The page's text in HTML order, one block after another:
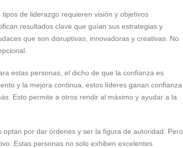
de liderazgo requieren visión y objetivos
resultados clave que guían sus estrategias y
que son disruptivas, innovadoras y creativas. No
estas personas, el dicho de que la confianza es
y la mejora continua, estos líderes ganan confianza
Esto permite a otros rendir al máximo y ayudar a la
por dar órdenes y ser la figura de autoridad. Pero
Estas personas no solo exhiben excelentes